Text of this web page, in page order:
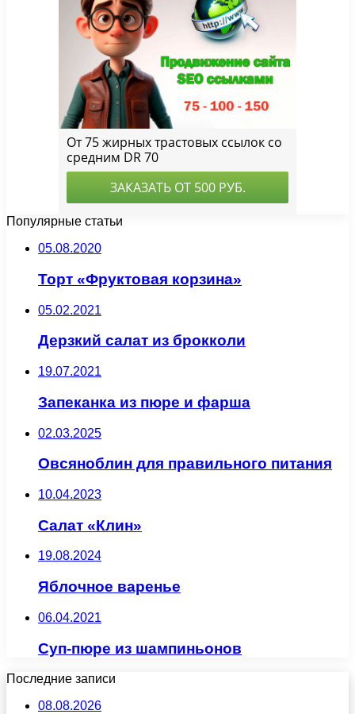
Популярные статьи
05.08.2020
Торт «Фруктовая корзина»
05.02.2021
Дерзкий салат из брокколи
19.07.2021
Запеканка из пюре и фарша
02.03.2025
Овсяноблин для правильного питания
10.04.2023
Салат «Клин»
19.08.2024
Яблочное варенье
06.04.2021
Суп-пюре из шампиньонов
Последние записи
08.08.2026